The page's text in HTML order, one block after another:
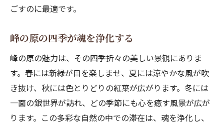
ごすのに最適です。
峰の原の四季が魂を浄化する
峰の原の魅力は、その四季折々の美しい景観にありま
す。春には新緑が目を楽しませ、夏には涼やかな風が吹
き抜け、秋には色とりどりの紅葉が広がります。冬には
一面の銀世界が訪れ、どの季節にも心を癒す風景が広が
ります。この多彩な自然の中での滞在は、魂を浄化し、